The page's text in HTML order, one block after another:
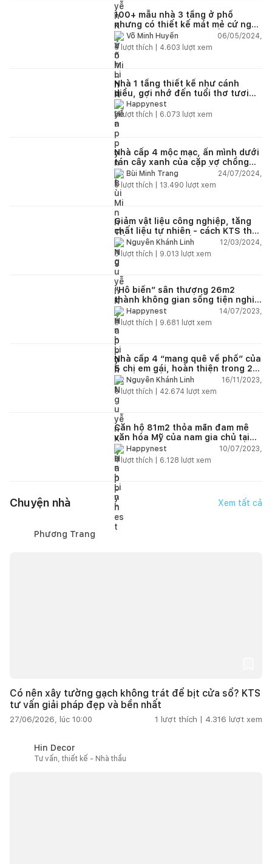
100+ mẫu nhà 3 tầng ở phố
nhưng có thiết kế mát mẻ cứ ngỡ
đang tận hưởng cuộc sống trong
lành ở quê
Võ Minh Huyền
06/05/2024,
6 lượt thích | 4.603 lượt xem
Nhà 1 tầng thiết kế như cánh
diều, gợi nhớ đến tuổi thơ tươi
đẹp của gia chủ
Happynest
6lượt thích | 6.073 lượt xem
Nhà cấp 4 mộc mạc, ẩn mình dưới
tán cây xanh của cặp vợ chồng
trẻ tại vùng núi Tây Bắc với chi
phí hoàn thiện 1,2 tỷ đồng
Bùi Minh Trang
24/07/2024,
6lượt thích | 13.490 lượt xem
Giảm vật liệu công nghiệp, tăng
chất liệu tự nhiên - cách KTS thay
đổi không gian sống cho gia chủ
Nguyễn Khánh Linh
12/03/2024,
8lượt thích | 9.013 lượt xem
“Hô biến” sân thượng 26m2
thành không gian sống tiện nghi
với chi phí hoàn thiện 150 triệu
đồng
Happynest
14/07/2023,
5lượt thích | 9.681 lượt xem
Nhà cấp 4 “mang quê về phố” của
5 chị em gái, hoàn thiện trong 20
ngày với tổng chi phí 102 triệu
đồng
Nguyễn Khánh Linh
16/11/2023,
5lượt thích | 42.674 lượt xem
Căn hộ 81m2 thỏa mãn đam mê
văn hóa Mỹ của nam gia chủ tại
Hà Nội có chi phí hoàn thiện 800
triệu đồng
Happynest
10/07/2023,
4lượt thích | 6.128 lượt xem
Chuyện nhà Xem tất cả
Phương Trang
Có nên xây tường gạch không trát để bịt cửa sổ? KTS
tư vấn giải pháp đẹp và bền nhất
27/06/2026, lúc 10:00 1 lượt thích | 4.316 lượt xem
Hin Decor
Tư vấn, thiết kế - Nhà thầu